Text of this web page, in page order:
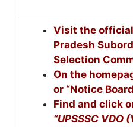
Visit the
Pradesh
Selection
On the
or “Notice
Find and click
“UPSSSC